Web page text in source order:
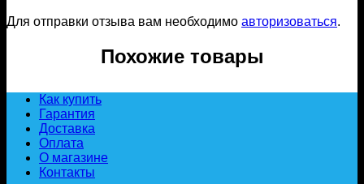
Для отправки отзыва вам необходимо авторизоваться.
Похожие товары
Как купить
Гарантия
Доставка
Оплата
О магазине
Контакты